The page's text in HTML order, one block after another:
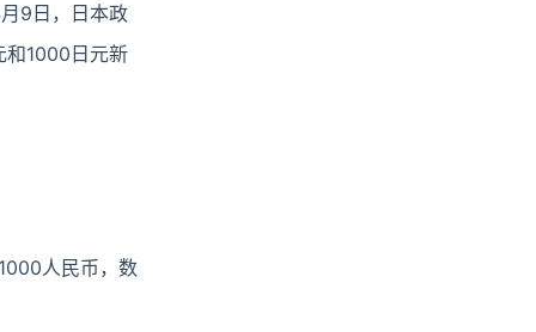
9日，日本政
和1000日元新
人民币，数